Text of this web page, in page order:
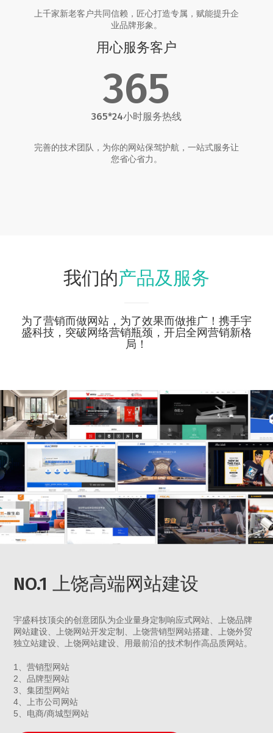
上千家新老客户共同信赖，匠心打造专属，赋能提升企
业品牌形象。
用心服务客户
365
365*24小时服务热线
完善的技术团队，为你的网站保驾护航，一站式服务让
您省心省力。
我们的产品及服务
为了营销而做网站，为了效果而做推广！携手宇
盛科技，突破网络营销瓶颈，开启全网营销新格
局！
NO.1 上饶高端网站建设
宇盛科技顶尖的创意团队为企业量身定制响应式网站、上饶品牌
网站建设、上饶网站开发定制、上饶营销型网站搭建、上饶外贸
独立站建设、上饶网站建设、用最前沿的技术制作高品质网站。
1、营销型网站
2、品牌型网站
3、集团型网站
4、上市公司网站
5、电商/商城型网站